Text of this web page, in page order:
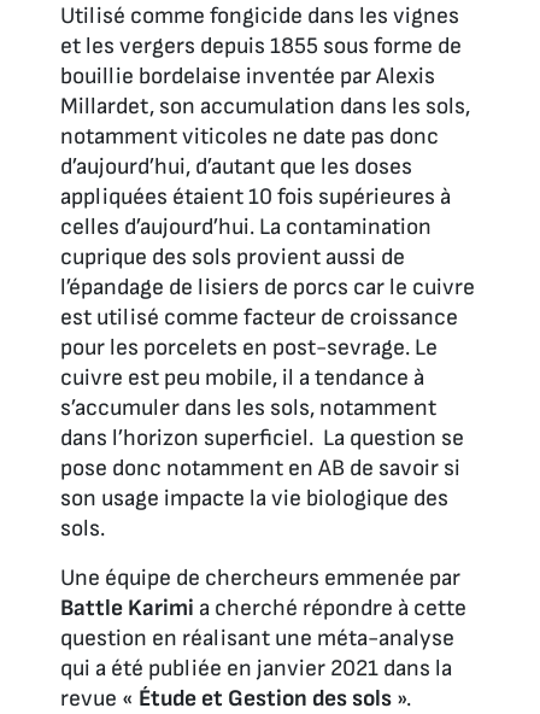
Utilisé comme fongicide dans les vignes
et les vergers depuis 1855 sous forme de
bouillie bordelaise inventée par Alexis
Millardet, son accumulation dans les sols,
notamment viticoles ne date pas donc
d’aujourd’hui, d’autant que les doses
appliquées étaient 10 fois supérieures à
celles d’aujourd’hui. La contamination
cuprique des sols provient aussi de
l’épandage de lisiers de porcs car le cuivre
est utilisé comme facteur de croissance
pour les porcelets en post-sevrage. Le
cuivre est peu mobile, il a tendance à
s’accumuler dans les sols, notamment
dans l’horizon superficiel. La question se
pose donc notamment en AB de savoir si
son usage impacte la vie biologique des
sols.
Une équipe de chercheurs emmenée par
Battle Karimi a cherché répondre à cette
question en réalisant une méta-analyse
qui a été publiée en janvier 2021 dans la
revue « Étude et Gestion des sols ».